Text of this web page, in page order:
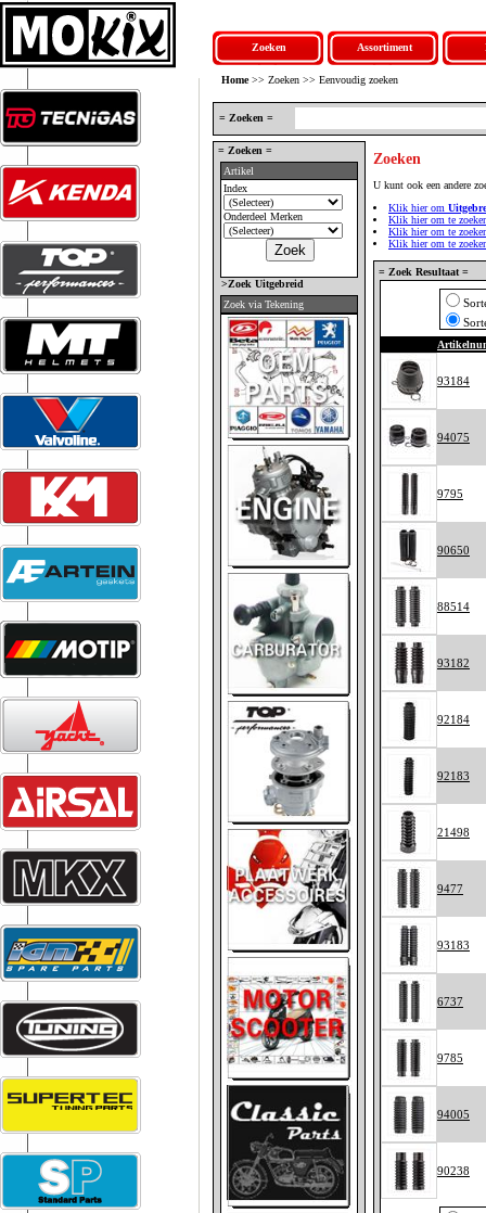
Zoeken Assortiment
Home>> Zoeken >> Eenvoudig zoeken
= Zoeken =
= Zoeken =
Artikel
Index
Onderdeel Merken
>Zoek Uitgebreid
Zoek via Tekening
Zoeken
U kunt ook een andere
Klik hier om
Klik hier om te
Klik hier om te
Klik hier om te
= Zoek Resultaat =
93184
94075
9795
90650
88514
93182
92184
92183
21498
9477
93183
6737
9785
94005
90238